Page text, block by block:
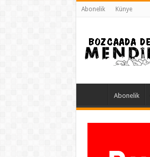
Abonelik Künye
Abonelik